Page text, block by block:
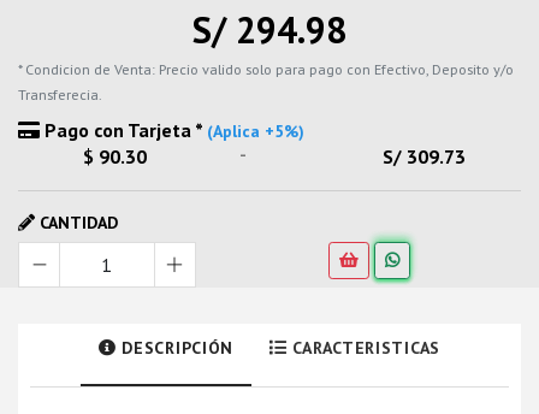
S/ 294.98
* Condicion de Venta: Precio valido solo para pago con Efectivo, Deposito y/o
Transferecia.
Pago con Tarjeta * (Aplica +5%)
$ 90.30 - S/ 309.73
CANTIDAD
DESCRIPCIÓN CARACTERISTICAS